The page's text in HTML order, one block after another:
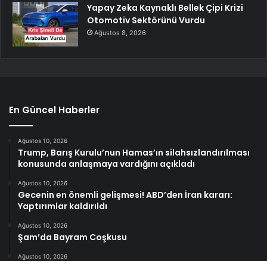
Yapay Zeka Kaynaklı Bellek Çipi Krizi
Otomotiv Sektörünü Vurdu
Ağustos 8, 2026
En Güncel Haberler
Ağustos 10, 2026
Trump, Barış Kurulu’nun Hamas’ın silahsızlandırılması
konusunda anlaşmaya vardığını açıkladı
Ağustos 10, 2026
Gecenin en önemli gelişmesi! ABD’den İran kararı:
Yaptırımlar kaldırıldı
Ağustos 10, 2026
Şam’da Bayram Coşkusu
Ağustos 10, 2026